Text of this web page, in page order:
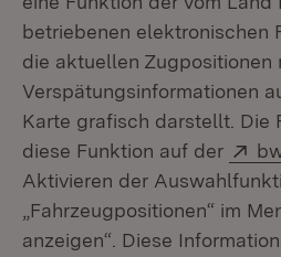
betriebenen elektronischen
die aktuellen Zugpositionen
Verspätungsinformationen
Karte grafisch darstellt. Die
diese Funktion auf der
Aktivieren der
„Fahrzeugpositionen“ im
anzeigen“. Diese